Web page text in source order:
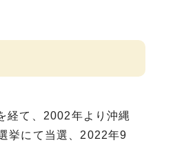
経て、2002年より沖縄
挙にて当選、2022年9